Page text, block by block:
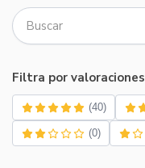
Filtra por valoraciones
(40)
(0)